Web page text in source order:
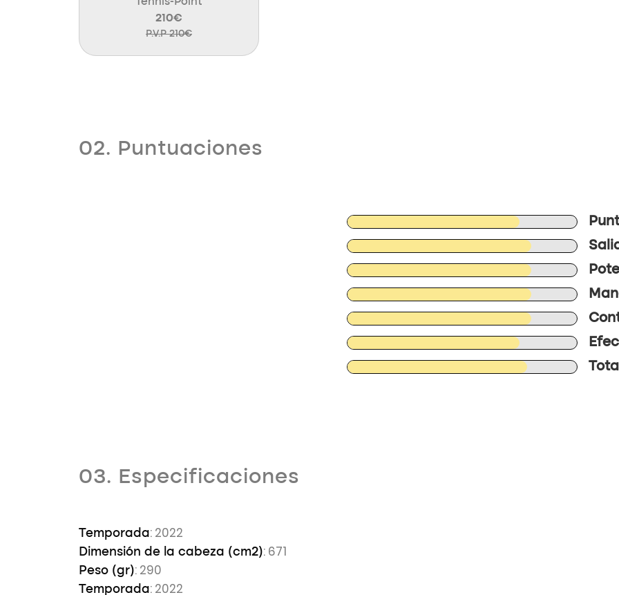
210€
P.V.P 210€
02. Puntuaciones
03. Especificaciones
Temporada: 2022
Dimensión de la cabeza (cm2): 671
Peso (gr): 290
Temporada: 2022